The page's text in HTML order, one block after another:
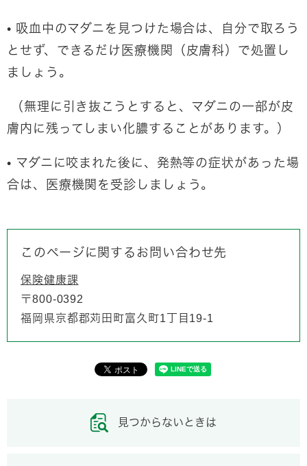
• 吸血中のマダニを見つけた場合は、自分で取ろう
とせず、できるだけ医療機関（皮膚科）で処置し
ましょう。
（無理に引き抜こうとすると、マダニの一部が皮
膚内に残ってしまい化膿することがあります。）
• マダニに咬まれた後に、発熱等の症状があった場
合は、医療機関を受診しましょう。
このページに関するお問い合わせ先
保険健康課
〒800-0392
福岡県京都郡苅田町富久町1丁目19-1
見つからないときは